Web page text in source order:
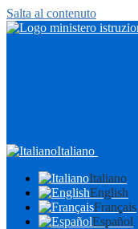
Salta al contenuto
Italiano
Italiano
English
Français
Español